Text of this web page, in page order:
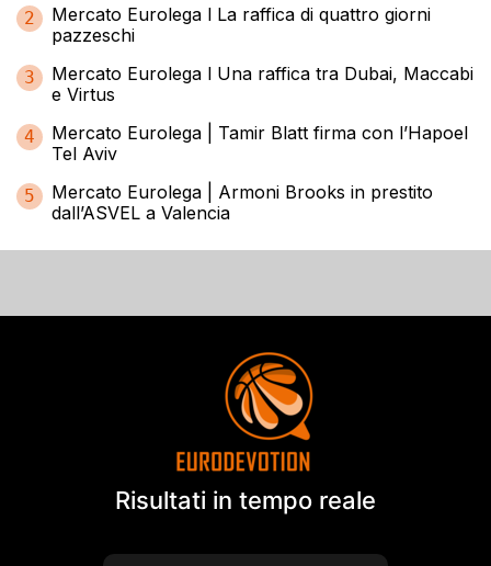
2
Mercato Eurolega l La raffica di quattro giorni
pazzeschi
3
Mercato Eurolega l Una raffica tra Dubai, Maccabi
e Virtus
4
Mercato Eurolega | Tamir Blatt firma con l’Hapoel
Tel Aviv
5
Mercato Eurolega | Armoni Brooks in prestito
dall’ASVEL a Valencia
Risultati in tempo reale